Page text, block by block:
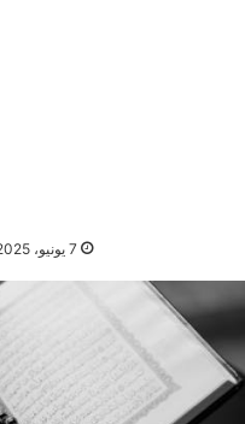
7 يونيو، 2025